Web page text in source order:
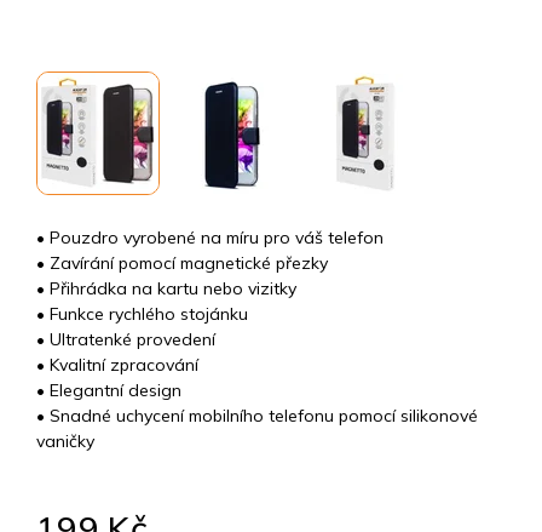
• Pouzdro vyrobené na míru pro váš telefon
• Zavírání pomocí magnetické přezky
• Přihrádka na kartu nebo vizitky
• Funkce rychlého stojánku
• Ultratenké provedení
• Kvalitní zpracování
• Elegantní design
• Snadné uchycení mobilního telefonu pomocí silikonové
vaničky